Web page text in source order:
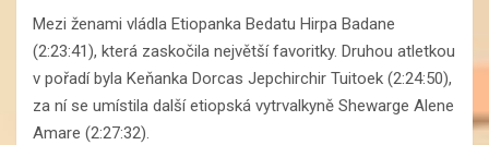
Mezi ženami vládla Etiopanka Bedatu Hirpa Badane
(2:23:41), která zaskočila největší favoritky. Druhou atletkou
v pořadí byla Keňanka Dorcas Jepchirchir Tuitoek (2:24:50),
za ní se umístila další etiopská vytrvalkyně Shewarge Alene
Amare (2:27:32).